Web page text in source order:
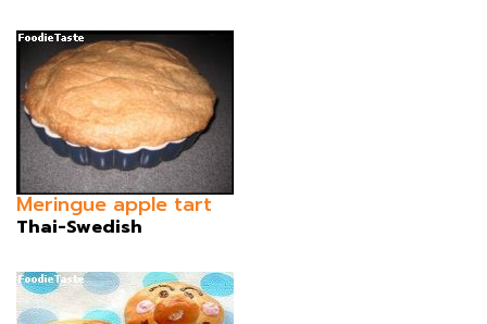
Meringue apple tart
Thai-Swedish